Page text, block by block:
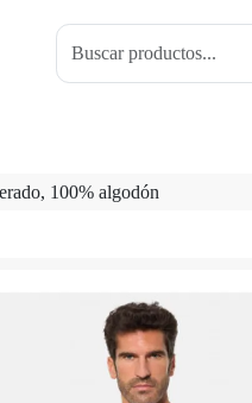
100% algodón